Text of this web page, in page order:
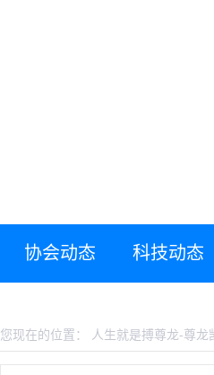
协会动态 科技动态
您现在的位置： 人生就是搏尊龙-尊龙